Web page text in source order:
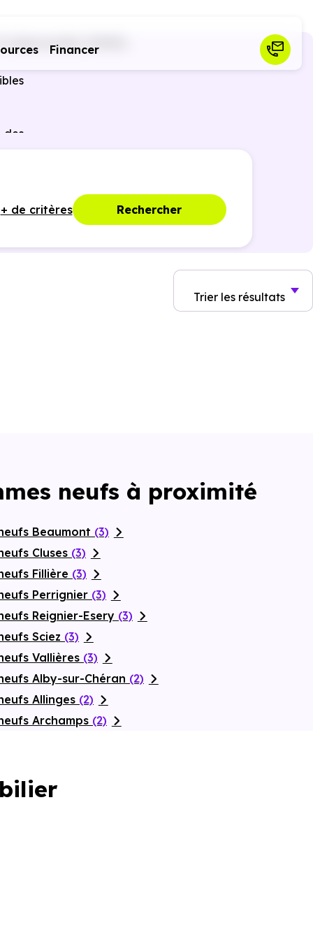
Financer
Neuvecelle (74500)
des
+ de critères Rechercher
Trier les résultats
neufs à proximité
Beaumont (3)
Cluses (3)
Fillière (3)
Perrignier (3)
Reignier-Esery (3)
Sciez (3)
Vallières (3)
Alby-sur-Chéran (2)
Allinges (2)
Archamps (2)